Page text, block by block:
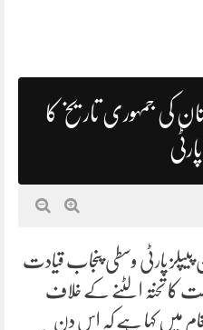
دن پاکستان کی جمہوری تاریخ کا
پارٹی وسطی پنجاب قیادت
عوامی حکومت کا تختہ الٹنے کے خلاف
پیغام میں کہا ہے کہ اس دن